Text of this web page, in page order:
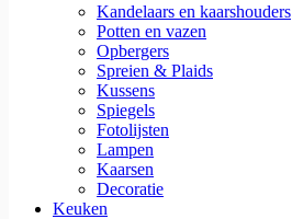
Kandelaars en kaarshouders
Potten en vazen
Opbergers
Spreien & Plaids
Kussens
Spiegels
Fotolijsten
Lampen
Kaarsen
Decoratie
Keuken